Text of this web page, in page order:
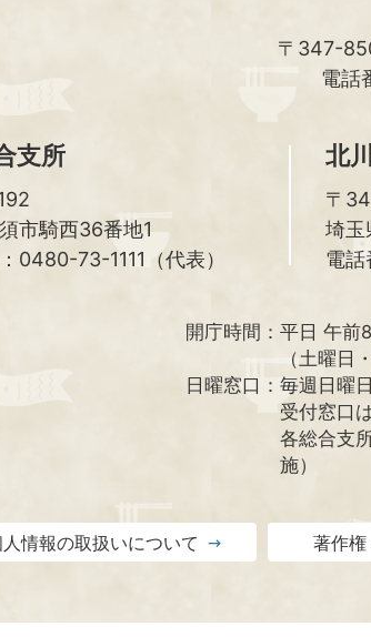
〒347-
電話
支所
市騎西36番地1
0480-73-1111（代表）
北
〒
埼玉
電話
開庁時間： 平日 午前
（土曜日
日曜窓口： 毎週日曜
受付窓口
各総合支
施）
人情報の取扱いについて 著作権